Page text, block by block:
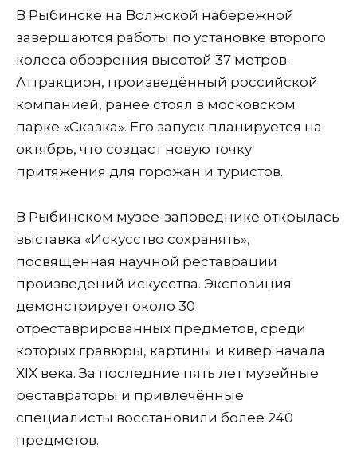
В Рыбинске на Волжской набережной
завершаются работы по установке второго
колеса обозрения высотой 37 метров.
Аттракцион, произведённый российской
компанией, ранее стоял в московском
парке «Сказка». Его запуск планируется на
октябрь, что создаст новую точку
притяжения для горожан и туристов.
В Рыбинском музее-заповеднике открылась
выставка «Искусство сохранять»,
посвящённая научной реставрации
произведений искусства. Экспозиция
демонстрирует около 30
отреставрированных предметов, среди
которых гравюры, картины и кивер начала
XIX века. За последние пять лет музейные
реставраторы и привлечённые
специалисты восстановили более 240
предметов.